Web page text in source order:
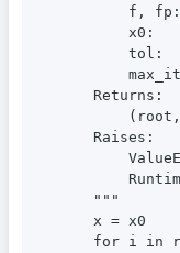
f,
x0:
tol:
    Returns:
    Raises:
    """
    x = x0
for i in